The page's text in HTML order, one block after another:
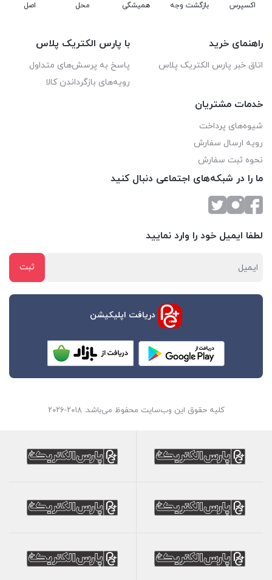
اکسپرس
بازگشت وجه
همیشگی
محل
اصل
راهنمای خرید
اتاق خبر پارس الکتریک پلاس
با پارس الکتریک پلاس
پاسخ به پرسش‌های متداول
رویه‌های بازگرداندن کالا
خدمات مشتریان
شیوه‌های پرداخت
رویه ارسال سفارش
نحوه ثبت سفارش
ما را در شبکه‌های اجتماعی دنبال کنید
لطفا ایمیل خود را وارد نمایید
دریافت اپلیکیشن
کلیه حقوق این وب‌سایت محفوظ می‌باشد. ۲۰۱۸-۲۰۲۶